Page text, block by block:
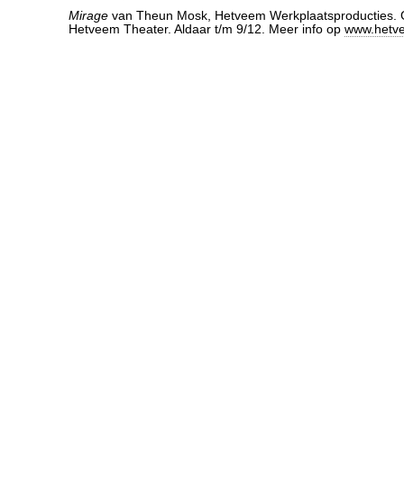
Mirage van Theun Mosk, Hetveem Werkplaatsproducties.
Hetveem Theater. Aldaar t/m 9/12. Meer info op